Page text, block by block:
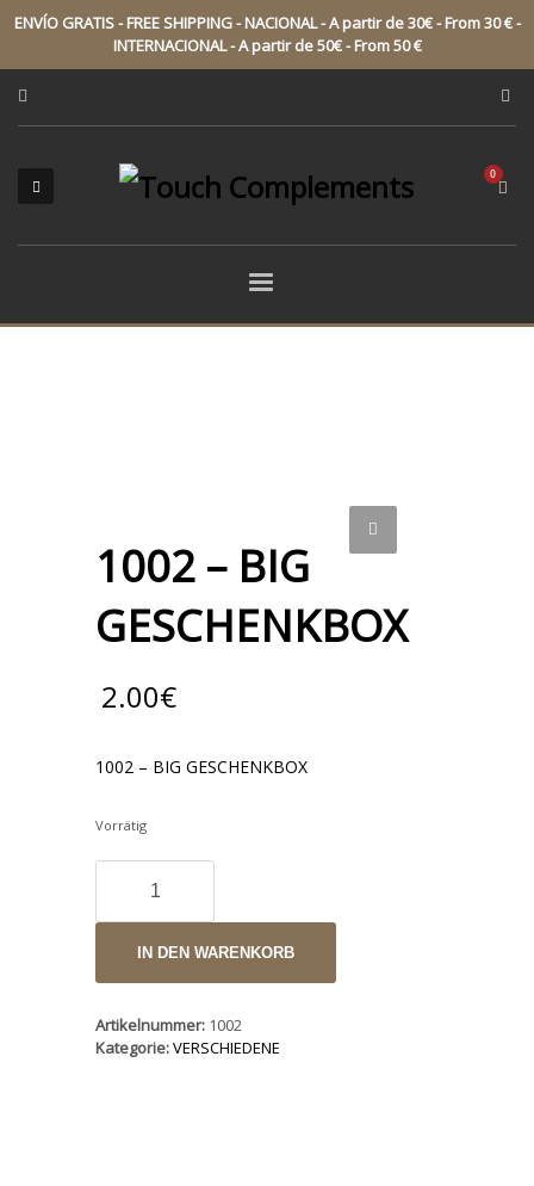
ENVÍO GRATIS - FREE SHIPPING - NACIONAL - A partir de 30€ - From 30 € -
INTERNACIONAL - A partir de 50€ - From 50 €
1002 – BIG
GESCHENKBOX
2.00€
1002 – BIG GESCHENKBOX
Vorrätig
1002
BIG
MengeIN DEN WARENKORB
Artikelnummer: 1002
Kategorie:VERSCHIEDENE